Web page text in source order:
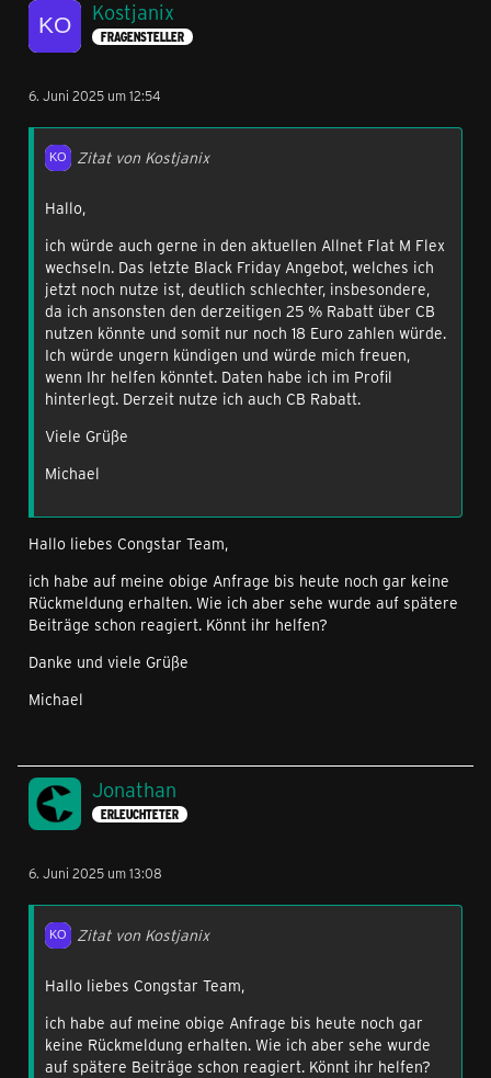
Kostjanix
FRAGENSTELLER
6. Juni 2025 um 12:54
Zitat von Kostjanix
Hallo,
ich würde auch gerne in den aktuellen Allnet Flat M Flex
wechseln. Das letzte Black Friday Angebot, welches ich
jetzt noch nutze ist, deutlich schlechter, insbesondere,
da ich ansonsten den derzeitigen 25 % Rabatt über CB
nutzen könnte und somit nur noch 18 Euro zahlen würde.
Ich würde ungern kündigen und würde mich freuen,
wenn Ihr helfen könntet. Daten habe ich im Profil
hinterlegt. Derzeit nutze ich auch CB Rabatt.
Viele Grüße
Michael
Hallo liebes Congstar Team,
ich habe auf meine obige Anfrage bis heute noch gar keine
Rückmeldung erhalten. Wie ich aber sehe wurde auf spätere
Beiträge schon reagiert. Könnt ihr helfen?
Danke und viele Grüße
Michael
Jonathan
ERLEUCHTETER
6. Juni 2025 um 13:08
Zitat von Kostjanix
Hallo liebes Congstar Team,
ich habe auf meine obige Anfrage bis heute noch gar
keine Rückmeldung erhalten. Wie ich aber sehe wurde
auf spätere Beiträge schon reagiert. Könnt ihr helfen?